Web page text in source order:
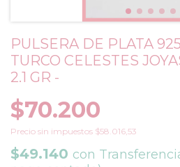
PULSERA DE PLATA
TURCO CELESTES
2.1 GR -
$70.200
Precio sin impuestos $58.016,53
$49.140 con